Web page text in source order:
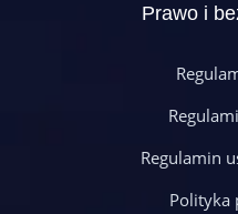
Prawo i
Regulamin
Polityka